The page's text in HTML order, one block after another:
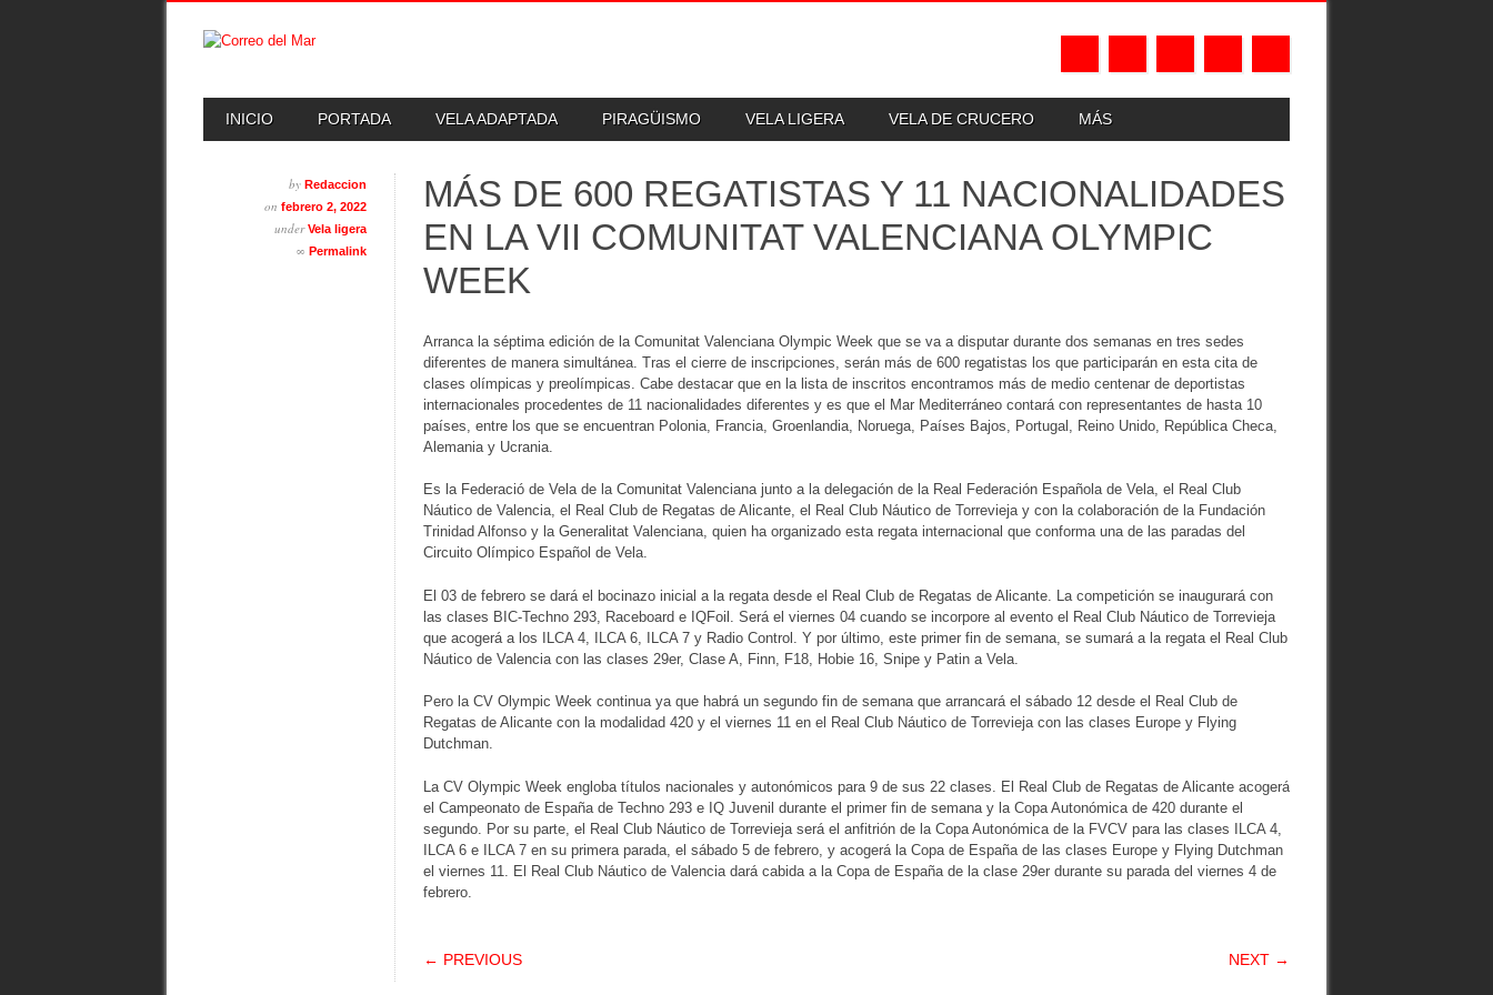
MAIN MENU
INICIO PORTADA VELA ADAPTADA PIRAGÜISMO VELA LIGERA VELA DE CRUCERO MÁS
by Redaccion
on febrero 2, 2022
underVela ligera
∞ Permalink
MÁS DE 600 REGATISTAS Y 11 NACIONALIDADES
EN LA VII COMUNITAT VALENCIANA OLYMPIC
WEEK
Arranca la séptima edición de la Comunitat Valenciana Olympic Week que se va a disputar durante dos semanas en tres sedes
diferentes de manera simultánea. Tras el cierre de inscripciones, serán más de 600 regatistas los que participarán en esta cita de
clases olímpicas y preolímpicas. Cabe destacar que en la lista de inscritos encontramos más de medio centenar de deportistas
internacionales procedentes de 11 nacionalidades diferentes y es que el Mar Mediterráneo contará con representantes de hasta 10
países, entre los que se encuentran Polonia, Francia, Groenlandia, Noruega, Países Bajos, Portugal, Reino Unido, República Checa,
Alemania y Ucrania.
Es la Federació de Vela de la Comunitat Valenciana junto a la delegación de la Real Federación Española de Vela, el Real Club
Náutico de Valencia, el Real Club de Regatas de Alicante, el Real Club Náutico de Torrevieja y con la colaboración de la Fundación
Trinidad Alfonso y la Generalitat Valenciana, quien ha organizado esta regata internacional que conforma una de las paradas del
Circuito Olímpico Español de Vela.
El 03 de febrero se dará el bocinazo inicial a la regata desde el Real Club de Regatas de Alicante. La competición se inaugurará con
las clases BIC-Techno 293, Raceboard e IQFoil. Será el viernes 04 cuando se incorpore al evento el Real Club Náutico de Torrevieja
que acogerá a los ILCA 4, ILCA 6, ILCA 7 y Radio Control. Y por último, este primer fin de semana, se sumará a la regata el Real Club
Náutico de Valencia con las clases 29er, Clase A, Finn, F18, Hobie 16, Snipe y Patin a Vela.
Pero la CV Olympic Week continua ya que habrá un segundo fin de semana que arrancará el sábado 12 desde el Real Club de
Regatas de Alicante con la modalidad 420 y el viernes 11 en el Real Club Náutico de Torrevieja con las clases Europe y Flying
Dutchman.
La CV Olympic Week engloba títulos nacionales y autonómicos para 9 de sus 22 clases. El Real Club de Regatas de Alicante acogerá
el Campeonato de España de Techno 293 e IQ Juvenil durante el primer fin de semana y la Copa Autonómica de 420 durante el
segundo. Por su parte, el Real Club Náutico de Torrevieja será el anfitrión de la Copa Autonómica de la FVCV para las clases ILCA 4,
ILCA 6 e ILCA 7 en su primera parada, el sábado 5 de febrero, y acogerá la Copa de España de las clases Europe y Flying Dutchman
el viernes 11. El Real Club Náutico de Valencia dará cabida a la Copa de España de la clase 29er durante su parada del viernes 4 de
febrero.
POST NAVIGATION
← PREVIOUS NEXT →